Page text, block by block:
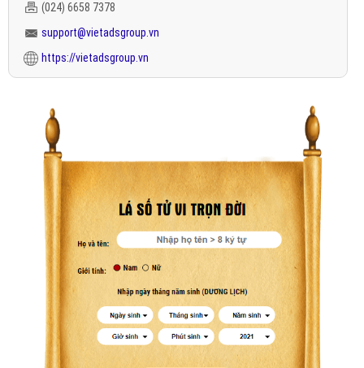
(024) 6658 7378
support@vietadsgroup.vn
https://vietadsgroup.vn